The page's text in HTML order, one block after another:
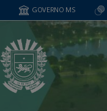
GOVERNO MS